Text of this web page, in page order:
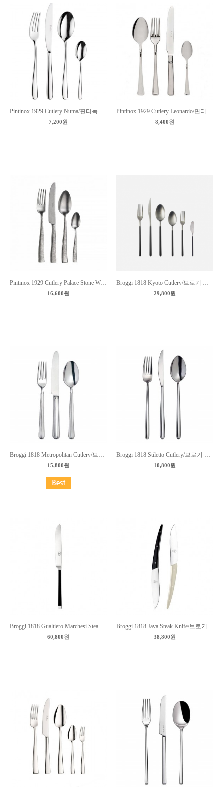
Pintinox 1929 Cutlery Numa/핀티녹스 커트러리 누마
7,200원
Pintinox 1929 Cutlery Leonardo/핀티녹스 커트러리 레오나르도
8,400원
Pintinox 1929 Cutlery Palace Stone Washed Text/핀티녹스 커트러리 팔래스 스톤워시 텍스트
16,600원
Broggi 1818 Kyoto Cutlery/브로기 커트러리 교토 블랙
29,800원
Broggi 1818 Metropolitan Cutlery/브로기 커트러리 메트로폴리탄
15,800원
Broggi 1818 Stiletto Cutlery/브로기 커트러리 스틸레토
10,800원
Broggi 1818 Gualtiero Marchesi Steak Knife/브로기 괄티에로 마르케지 스테이크나이프 23.8cm
60,800원
Broggi 1818 Java Steak Knife/브로기 자바 스테이크나이프 22.5cm
38,800원